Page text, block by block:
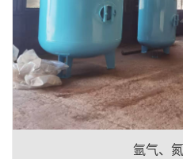
氩气、